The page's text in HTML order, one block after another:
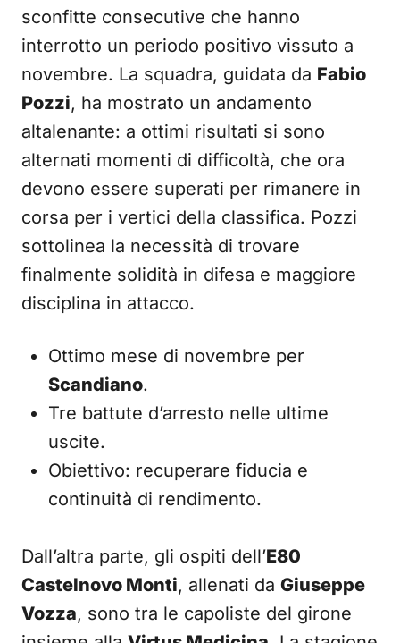
sconfitte consecutive che hanno
interrotto un periodo positivo vissuto a
novembre. La squadra, guidata da Fabio
Pozzi, ha mostrato un andamento
altalenante: a ottimi risultati si sono
alternati momenti di difficoltà, che ora
devono essere superati per rimanere in
corsa per i vertici della classifica. Pozzi
sottolinea la necessità di trovare
finalmente solidità in difesa e maggiore
disciplina in attacco.
Ottimo mese di novembre per
Scandiano.
Tre battute d’arresto nelle ultime
uscite.
Obiettivo: recuperare fiducia e
continuità di rendimento.
Dall’altra parte, gli ospiti dell’E80
Castelnovo Monti, allenati da Giuseppe
Vozza, sono tra le capoliste del girone